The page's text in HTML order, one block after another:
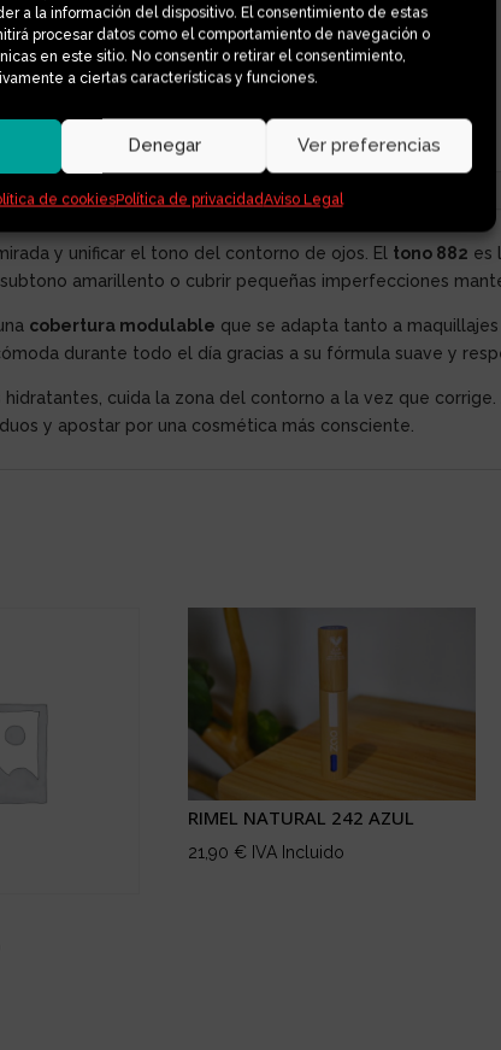
a la información del dispositivo. El consentimiento de estas
procesar datos como el comportamiento de navegación o
en este sitio. No consentir o retirar el consentimiento,
a ciertas características y funciones.
Denegar Ver preferencias
de cookiesPolítica de privacidadAviso Legal
y unificar el tono del contorno de ojos. El tono 882 es
amarillento o cubrir pequeñas imperfecciones
cobertura modulable que se adapta tanto a
durante todo el día gracias a su fórmula suave y
cuida la zona del contorno a la vez que
y apostar por una cosmética más consciente.
RIMEL NATURAL 242 AZUL
21,90 € IVA Incluido